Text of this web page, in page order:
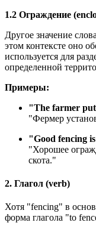
1.2 Ограждение
Другое значение
этом контексте оно
используется для
определенной
Примеры:
"The farmer
"Фермер
"Good fencing
"Хорошее
скота."
2. Глагол (verb)
Хотя "fencing" в
форма глагола "to